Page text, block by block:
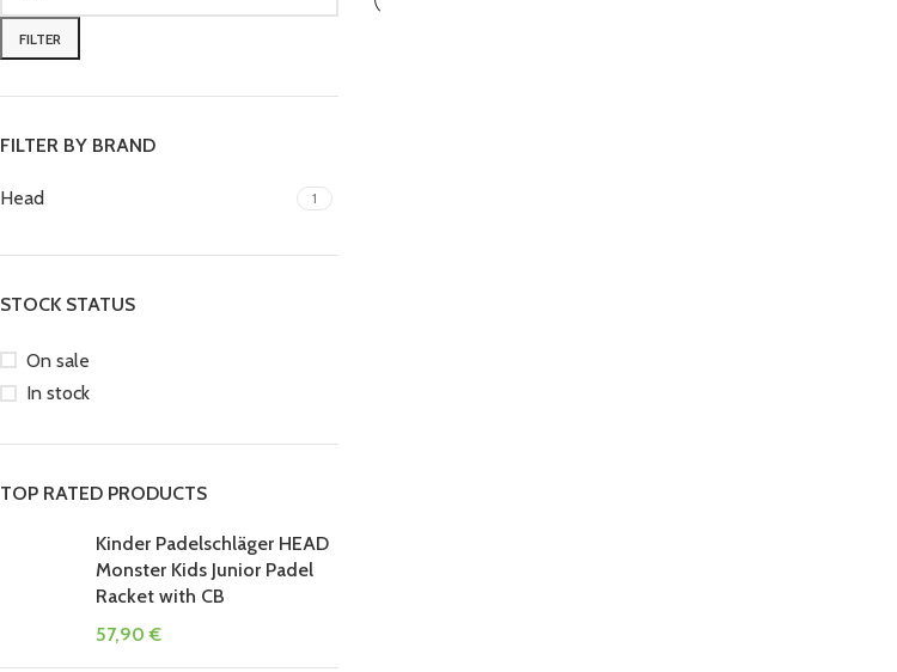
FILTER
FILTER BY BRAND
Head 1
STOCK STATUS
On sale
In stock
TOP RATED PRODUCTS
Kinder Padelschläger HEAD
Monster Kids Junior Padel
Racket with CB
57,90€